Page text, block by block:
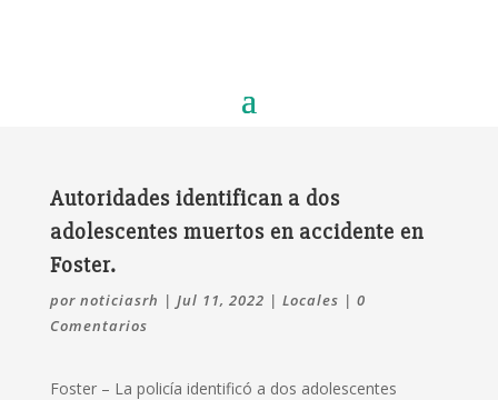
Autoridades identifican a dos
adolescentes muertos en accidente en
Foster.
por noticiasrh | Jul 11, 2022 | Locales | 0
Comentarios
Foster – La policía identificó a dos adolescentes